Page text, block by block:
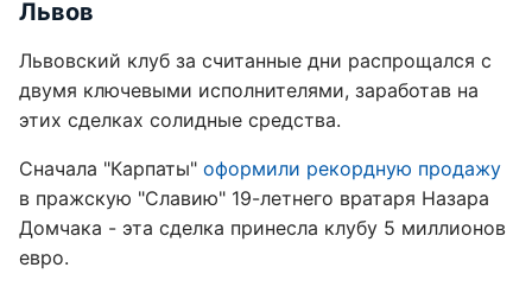
Львов
Львовский клуб за считанные дни распрощался с
двумя ключевыми исполнителями, заработав на
этих сделках солидные средства.
Сначала "Карпаты" оформили рекордную продажу
в пражскую "Славию" 19-летнего вратаря Назара
Домчака - эта сделка принесла клубу 5 миллионов
евро.